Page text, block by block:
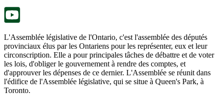
L'Assemblée législative de l'Ontario, c'est l'assemblée des députés
provinciaux élus par les Ontariens pour les représenter, eux et leur
circonscription. Elle a pour principales tâches de débattre et de voter
les lois, d'obliger le gouvernement à rendre des comptes, et
d'approuver les dépenses de ce dernier. L'Assemblée se réunit dans
l'édifice de l'Assemblée législative, qui se situe à Queen's Park, à
Toronto.